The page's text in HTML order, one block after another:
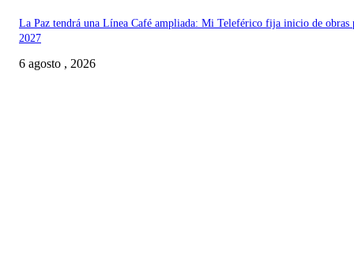
La Paz tendrá una Línea Café ampliada: Mi Teleférico fija inicio de obras
2027
6 agosto , 2026